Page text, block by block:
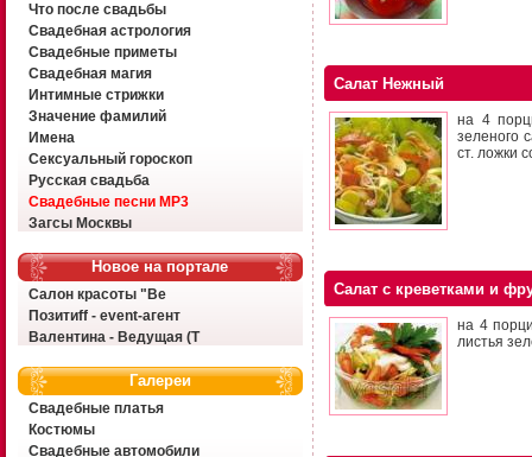
Что после свадьбы
Свадебная астрология
Свадебные приметы
Свадебная магия
Интимные стрижки
Значение фамилий
Имена
Сексуальный гороскоп
Русская свадьба
Свадебные песни MP3
Загсы Москвы
Новое на портале
Салон красоты "Ве
Позитиff - event-агент
Валентина - Ведущая (Т
Галереи
Свадебные платья
Костюмы
Свадебные автомобили
Салат Нежный
на 4
зеленого
ст. ложки
Салат с креветками и
на 4
листья